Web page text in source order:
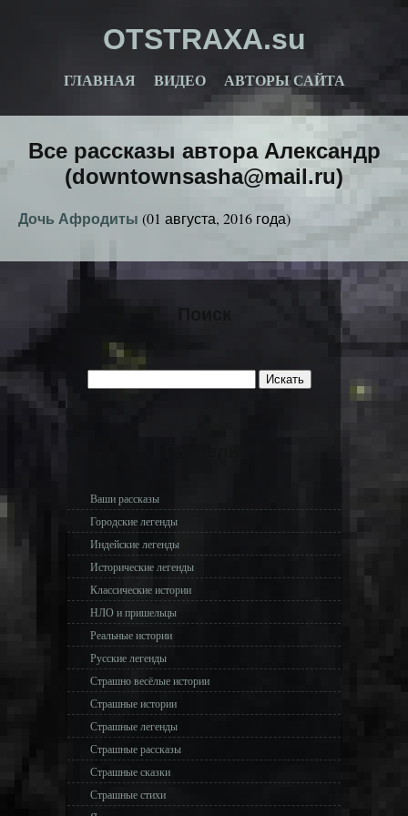
OTSTRAXA.su
ГЛАВНАЯ ВИДЕО АВТОРЫ САЙТА
Все рассказы автора Александр
(downtownsasha@mail.ru)
Дочь Афродиты (01 августа, 2016 года)
Ваши рассказы
Городские легенды
Индейские легенды
Исторические легенды
Классические истории
НЛО и пришельцы
Реальные истории
Русские легенды
Страшно весёлые истории
Страшные истории
Страшные легенды
Страшные рассказы
Страшные сказки
Страшные стихи